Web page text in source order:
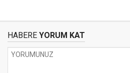
HABERE YORUM KAT